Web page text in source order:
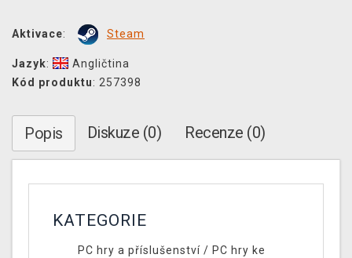
Aktivace: Steam
Jazyk:
Angličtina
Kód produktu: 257398
Popis Diskuze (0) Recenze (0)
KATEGORIE
PC hry a příslušenství/ PC hry ke